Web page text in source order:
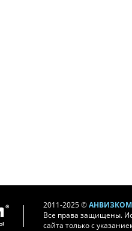
2011-2025 ©
Все права защищены.
сайта только с